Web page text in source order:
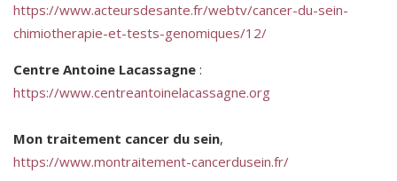
https://www.acteursdesante.fr/webtv/cancer-du-sein-
chimiotherapie-et-tests-genomiques/12/
Centre Antoine Lacassagne :
https://www.centreantoinelacassagne.org
Mon traitement cancer du sein,
https://www.montraitement-cancerdusein.fr/